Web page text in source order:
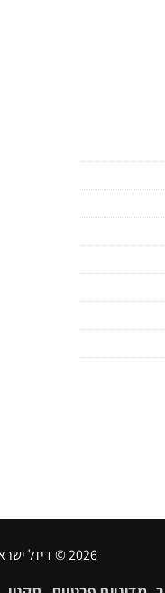
2026 © דיזל ישראל | פולימוד 1994 בע״מ